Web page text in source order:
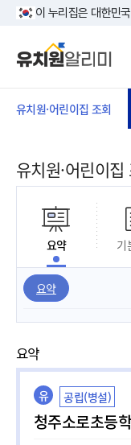
이 누리집은 대한민
유치원·어린이집 조회
유치원·어린이집
요약 기
요약
요약
유 공립(병설)
청주소로초등